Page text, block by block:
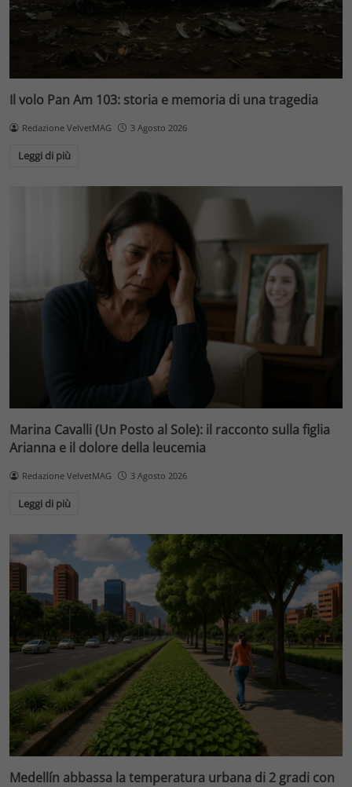
Il volo Pan Am 103: storia e memoria di una tragedia
Redazione VelvetMAG 3 Agosto 2026
Leggi di più
Marina Cavalli (Un Posto al Sole): il racconto sulla figlia
Arianna e il dolore della leucemia
Redazione VelvetMAG 3 Agosto 2026
Leggi di più
Medellín abbassa la temperatura urbana di 2 gradi con